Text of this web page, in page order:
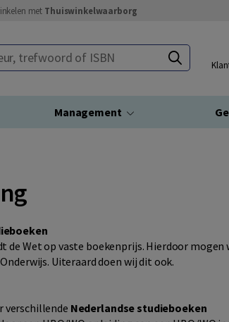
met Thuiswinkelwaarborg
of ISBN
Management
de Wet op vaste boekenprijs. Hierdoor
Uiteraard doen wij dit ook.
verschillende Nederlandse studieboeken